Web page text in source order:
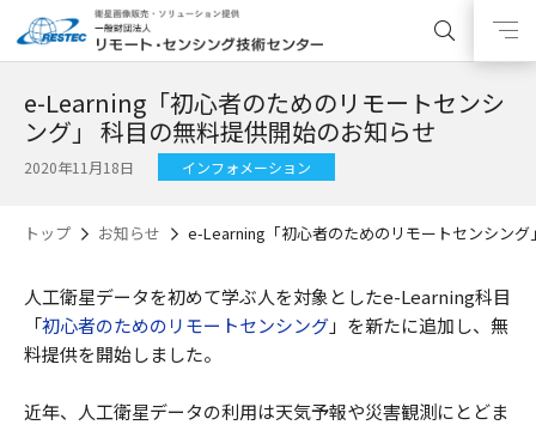
e-Learning「初心者のためのリモートセンシ
ング」 科目の無料提供開始のお知らせ
2020年11月18日 インフォメーション
トップ お知らせ e-Learning「初心者のためのリモートセンシン
人工衛星データを初めて学ぶ人を対象としたe-Learning科目
「初心者のためのリモートセンシング」を新たに追加し、無
料提供を開始しました。
近年、人工衛星データの利用は天気予報や災害観測にとどま